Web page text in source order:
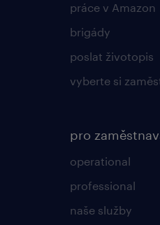
práce v Amazon
brigády
poslat životopis
vyberte si
pro
operational
professional
naše služby